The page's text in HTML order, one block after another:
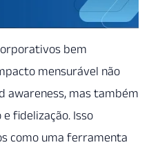
bem
mensurável não
awareness, mas também
fidelização. Isso
como uma ferramenta